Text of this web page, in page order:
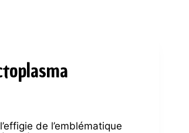
de l’emblématique